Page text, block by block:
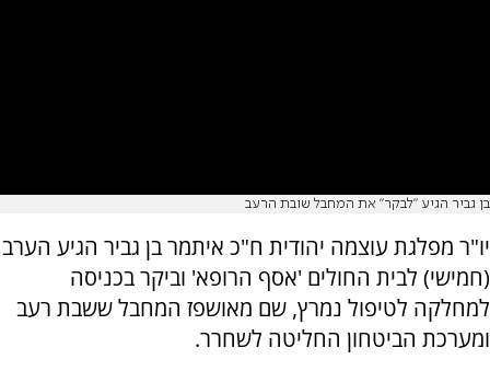
בן גביר הגיע "לבקר" את המחבל שובת הרעב
יו"ר מפלגת עוצמה יהודית ח"כ איתמר בן גביר הגיע הערב
(חמישי) לבית החולים 'אסף הרופא' וביקר בכניסה
למחלקה לטיפול נמרץ, שם מאושפז המחבל ששבת רעב
ומערכת הביטחון החליטה לשחרר.